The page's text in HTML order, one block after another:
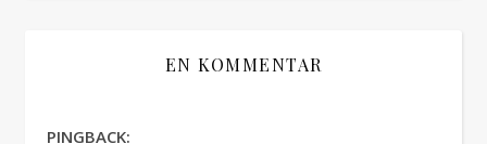
EN KOMMENTAR
PINGBACK: